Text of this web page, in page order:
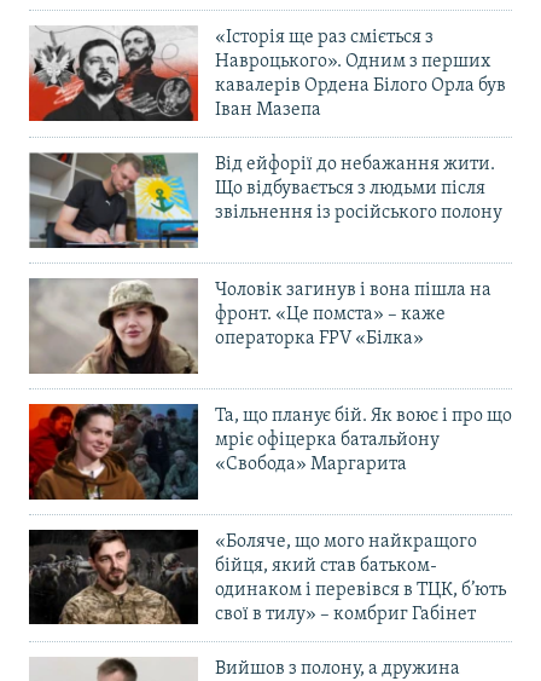
«Історія ще раз сміється з
Навроцького». Одним з перших
кавалерів Ордена Білого Орла був
Іван Мазепа
Від ейфорії до небажання жити.
Що відбувається з людьми після
звільнення із російського полону
Чоловік загинув і вона пішла на
фронт. «Це помста» – каже
операторка FPV «Білка»
Та, що планує бій. Як воює і про що
мріє офіцерка батальйону
«Свобода» Маргарита
«Боляче, що мого найкращого
бійця, який став батьком-
одинаком і перевівся в ТЦК, б’ють
свої в тилу» – комбриг Габінет
Вийшов з полону, а дружина